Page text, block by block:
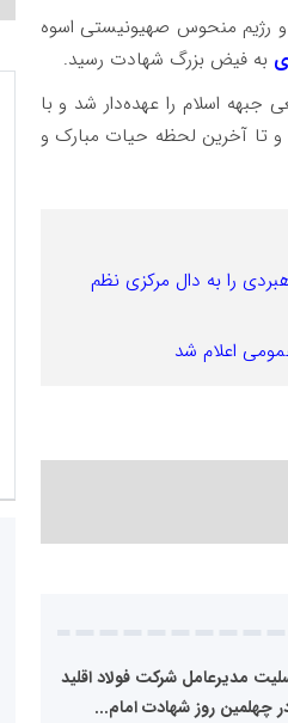
و رژیم منحوس صهیونیستی اسوه
به فیض بزرگ شهادت رسید.
واقعی جبهه اسلام را عهده‌دار شد و با
و تا آخرین لحظه حیات مبارک و
را به دال مرکزی نظم
مدیرعامل شرکت فولاد اقلید
چهلمین روز شهادت امام...